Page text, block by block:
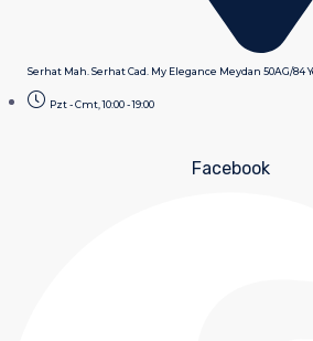
Serhat Mah. Serhat Cad. My Elegance Meydan 50AG/84
Pzt - Cmt, 10:00 - 19:00
Facebook